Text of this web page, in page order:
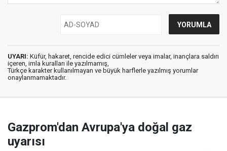
UYARI: Küfür, hakaret, rencide edici cümleler veya imalar, inançlara saldırı
içeren, imla kuralları ile yazılmamış,
Türkçe karakter kullanılmayan ve büyük harflerle yazılmış yorumlar
onaylanmamaktadır.
Gazprom'dan Avrupa'ya doğal gaz
uyarısı